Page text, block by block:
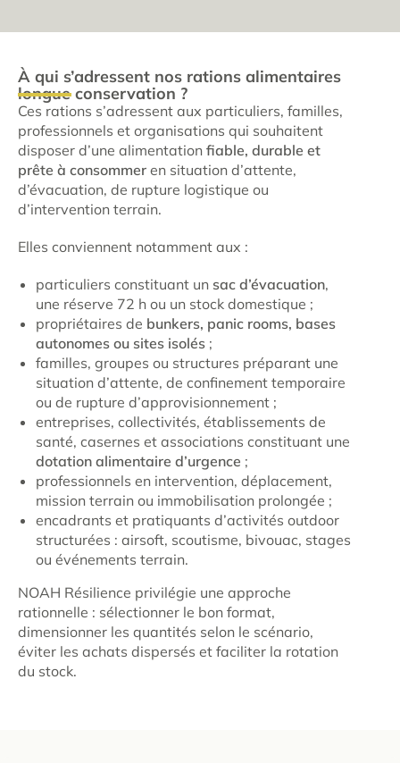
À qui s’adressent nos rations alimentaires
longue conservation ?
Ces rations s’adressent aux particuliers, familles,
professionnels et organisations qui souhaitent
disposer d’une alimentation fiable, durable et
prête à consommer en situation d’attente,
d’évacuation, de rupture logistique ou
d’intervention terrain.
Elles conviennent notamment aux :
particuliers constituant un sac d’évacuation,
une réserve 72 h ou un stock domestique ;
propriétaires de bunkers, panic rooms, bases
autonomes ou sites isolés ;
familles, groupes ou structures préparant une
situation d’attente, de confinement temporaire
ou de rupture d’approvisionnement ;
entreprises, collectivités, établissements de
santé, casernes et associations constituant une
dotation alimentaire d’urgence ;
professionnels en intervention, déplacement,
mission terrain ou immobilisation prolongée ;
encadrants et pratiquants d’activités outdoor
structurées : airsoft, scoutisme, bivouac, stages
ou événements terrain.
NOAH Résilience privilégie une approche
rationnelle : sélectionner le bon format,
dimensionner les quantités selon le scénario,
éviter les achats dispersés et faciliter la rotation
du stock.